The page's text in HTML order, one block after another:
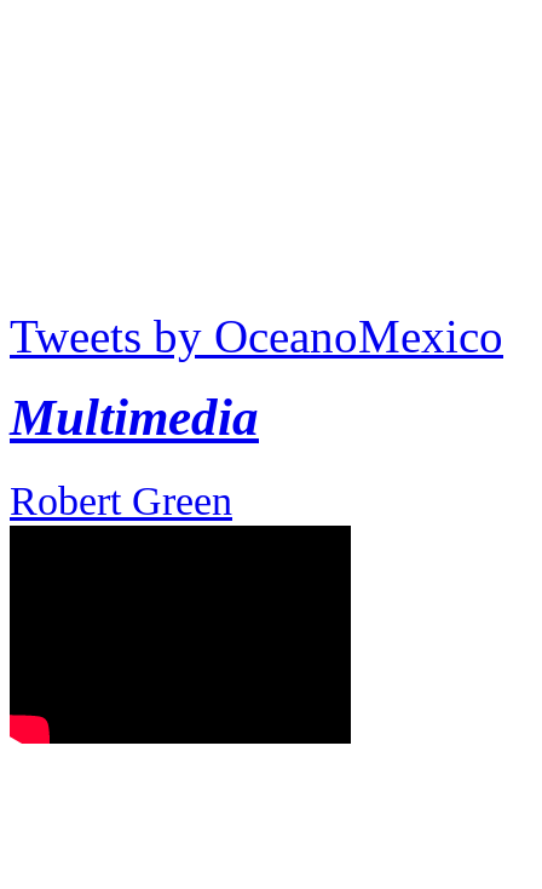
Tweets by OceanoMexico
Multimedia
Robert Green